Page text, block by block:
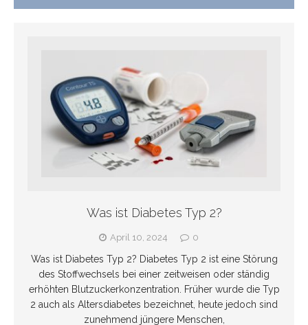
Was ist Diabetes Typ 2?
April 10, 2024 0
Was ist Diabetes Typ 2? Diabetes Typ 2 ist eine Störung
des Stoffwechsels bei einer zeitweisen oder ständig
erhöhten Blutzuckerkonzentration. Früher wurde die Typ
2 auch als Altersdiabetes bezeichnet, heute jedoch sind
zunehmend jüngere Menschen,